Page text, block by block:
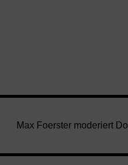
Max Foerster moderiert